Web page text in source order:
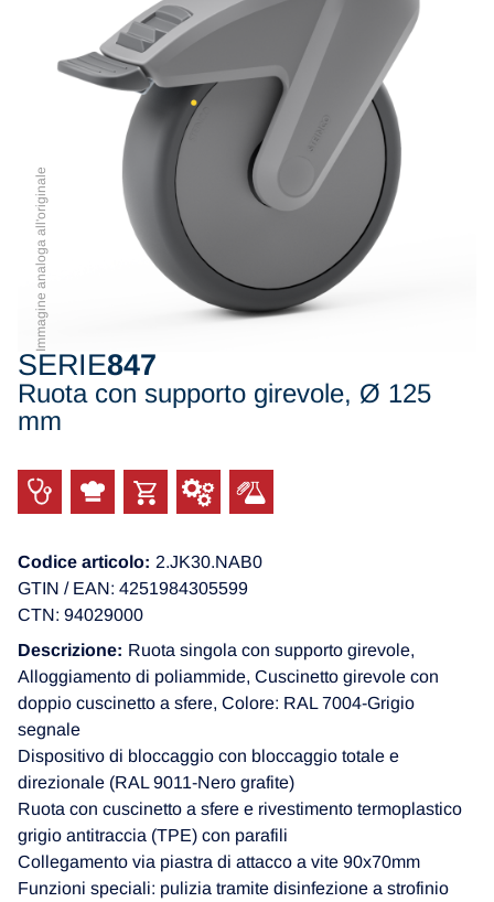
Immagine analoga all'originale
SERIE847
Ruota con supporto girevole, Ø 125
mm
Codice articolo: 2.JK30.NAB0
GTIN / EAN: 4251984305599
CTN: 94029000
Descrizione: Ruota singola con supporto girevole,
Alloggiamento di poliammide, Cuscinetto girevole con
doppio cuscinetto a sfere, Colore: RAL 7004-Grigio
segnale
Dispositivo di bloccaggio con bloccaggio totale e
direzionale (RAL 9011-Nero grafite)
Ruota con cuscinetto a sfere e rivestimento termoplastico
grigio antitraccia (TPE) con parafili
Collegamento via piastra di attacco a vite 90x70mm
Funzioni speciali: pulizia tramite disinfezione a strofinio